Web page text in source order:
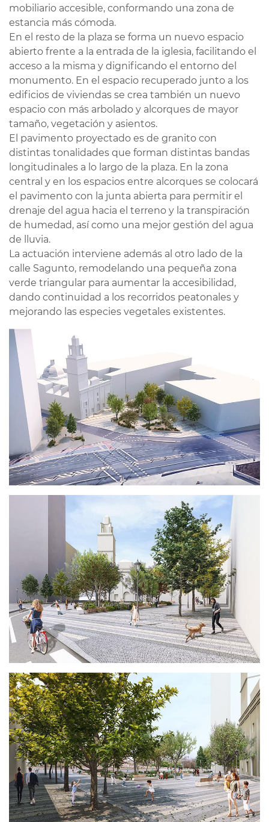
mobiliario accesible, conformando una zona de
estancia más cómoda.
En el resto de la plaza se forma un nuevo espacio
abierto frente a la entrada de la iglesia, facilitando el
acceso a la misma y dignificando el entorno del
monumento. En el espacio recuperado junto a los
edificios de viviendas se crea también un nuevo
espacio con más arbolado y alcorques de mayor
tamaño, vegetación y asientos.
El pavimento proyectado es de granito con
distintas tonalidades que forman distintas bandas
longitudinales a lo largo de la plaza. En la zona
central y en los espacios entre alcorques se colocará
el pavimento con la junta abierta para permitir el
drenaje del agua hacia el terreno y la transpiración
de humedad, así como una mejor gestión del agua
de lluvia.
La actuación interviene además al otro lado de la
calle Sagunto, remodelando una pequeña zona
verde triangular para aumentar la accesibilidad,
dando continuidad a los recorridos peatonales y
mejorando las especies vegetales existentes.